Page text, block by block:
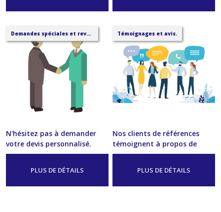
Demandes spéciales et revendeurs.
N'hésitez pas à demander
votre devis personnalisé.
Envoi en moins de deux
PLUS DE DÉTAILS
Témoignages et avis.
Nos clients de références
témoignent à propos de
leurs solutions. Lisez leurs
PLUS DE DÉTAILS